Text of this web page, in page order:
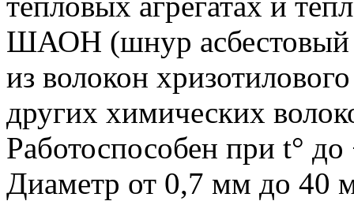
ШАОН (шнур асбестовый
из волокон
других химических
Работоспособен при t°
Диаметр от 0,7 мм до 40